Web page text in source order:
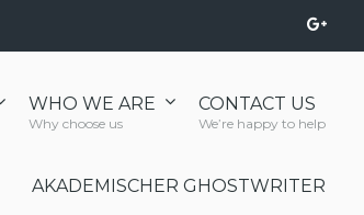
WHO WE ARE
Why choose us
CONTACT US
We’re happy to help
AKADEMISCHER GHOSTWRITER